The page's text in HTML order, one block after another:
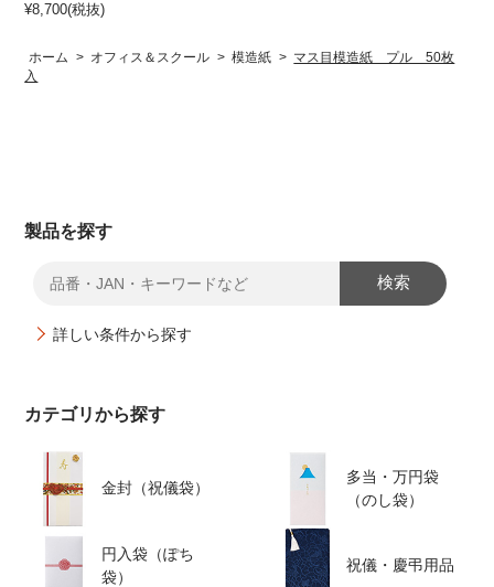
¥8,700(税抜)
ホーム > オフィス＆スクール > 模造紙 > マス目模造紙 プル 50枚
入
製品を探す
検索
詳しい条件から探す
カテゴリから探す
金封（祝儀袋）
多当・万円袋
（のし袋）
円入袋（ぽち
袋）
祝儀・慶弔用品